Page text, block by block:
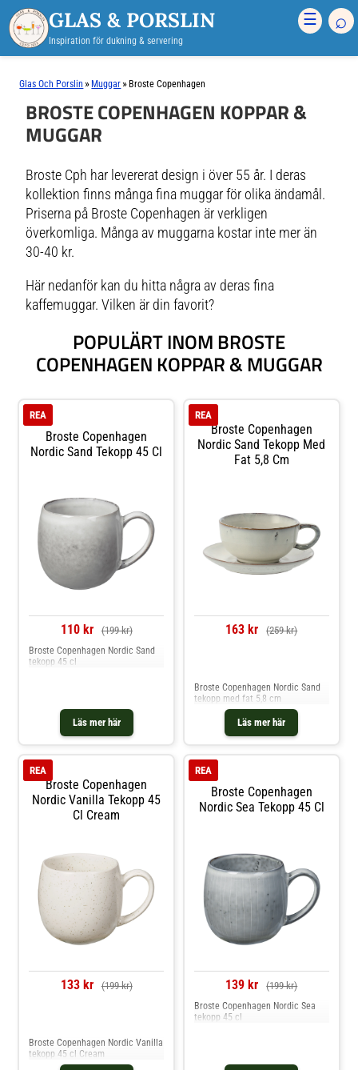
GLAS & PORSLIN
Inspiration för dukning & servering
☰ ⌕
Glas Och Porslin » Muggar » Broste Copenhagen
BROSTE COPENHAGEN KOPPAR &
MUGGAR
Broste Cph har levererat design i över 55 år. I deras
kollektion finns många fina muggar för olika ändamål.
Priserna på Broste Copenhagen är verkligen
överkomliga. Många av muggarna kostar inte mer än
30-40 kr.
Här nedanför kan du hitta några av deras fina
kaffemuggar. Vilken är din favorit?
POPULÄRT INOM BROSTE
COPENHAGEN KOPPAR & MUGGAR
Broste Copenhagen
Nordic Sand Tekopp 45 Cl
REA
110 kr (199 kr)
Läs mer här
Broste Copenhagen Nordic Sand
tekopp 45 cl
Broste Copenhagen
Nordic Sand Tekopp Med
Fat 5,8 Cm
REA
163 kr (259 kr)
Läs mer här
Broste Copenhagen Nordic Sand
tekopp med fat 5,8 cm
Broste Copenhagen
Nordic Vanilla Tekopp 45
Cl Cream
REA
133 kr (199 kr)
Broste Copenhagen Nordic Vanilla
tekopp 45 cl Cream
Broste Copenhagen
Nordic Sea Tekopp 45 Cl
REA
139 kr (199 kr)
Broste Copenhagen Nordic Sea
tekopp 45 cl